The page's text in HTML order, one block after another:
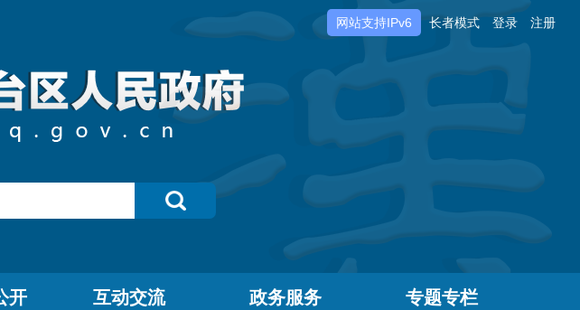
网站支持IPv6 长者模式 登录 注册
开 互动交流 政务服务 专题专栏